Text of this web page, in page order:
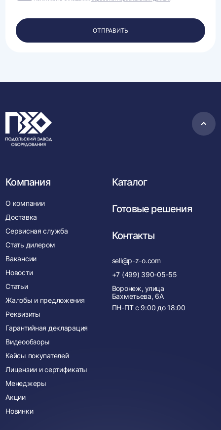
на
своих
персональных
данных.
ОТПРАВИТЬ
в
Компания
О компании
Доставка
Сервисная служба
Стать дилером
Вакансии
Новости
Статьи
Жалобы и предложения
Реквизиты
Гарантийная декларация
Видеообзоры
Кейсы покупателей
Лицензии и сертификаты
Менеджеры
Акции
Новинки
Каталог
Готовые решения
Контакты
sell@p-z-o.com
+7 (499) 390-05-55
Воронеж, улица
Бахметьева, 6А
ПН-ПТ с 9:00 до 18:00